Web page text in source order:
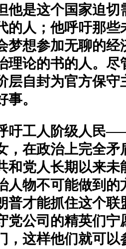
他是这个国家迫切
的人；他呼吁那些
梦想参加无聊的经
理论的书的人。尽
层自封为官方保守
。
吁工人阶级人民
，在政治上完全矛
和党人长期以来未
人物不可能做到的
普才能抓住这个联
党公司的精英们宁
，这样他们就可以